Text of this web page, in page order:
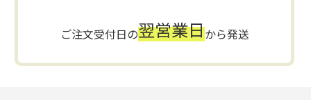
ご注文受付日の翌営業日から発送